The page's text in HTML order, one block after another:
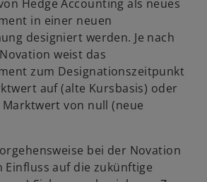
Hedge Accounting als neues
in einer neuen
designiert werden. Je nach
weist das
zum Designationszeitpunkt
auf (alte Kursbasis) oder
von null (neue
bei der Novation
Einfluss auf die zukünftige